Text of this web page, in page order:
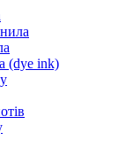
(dye ink)